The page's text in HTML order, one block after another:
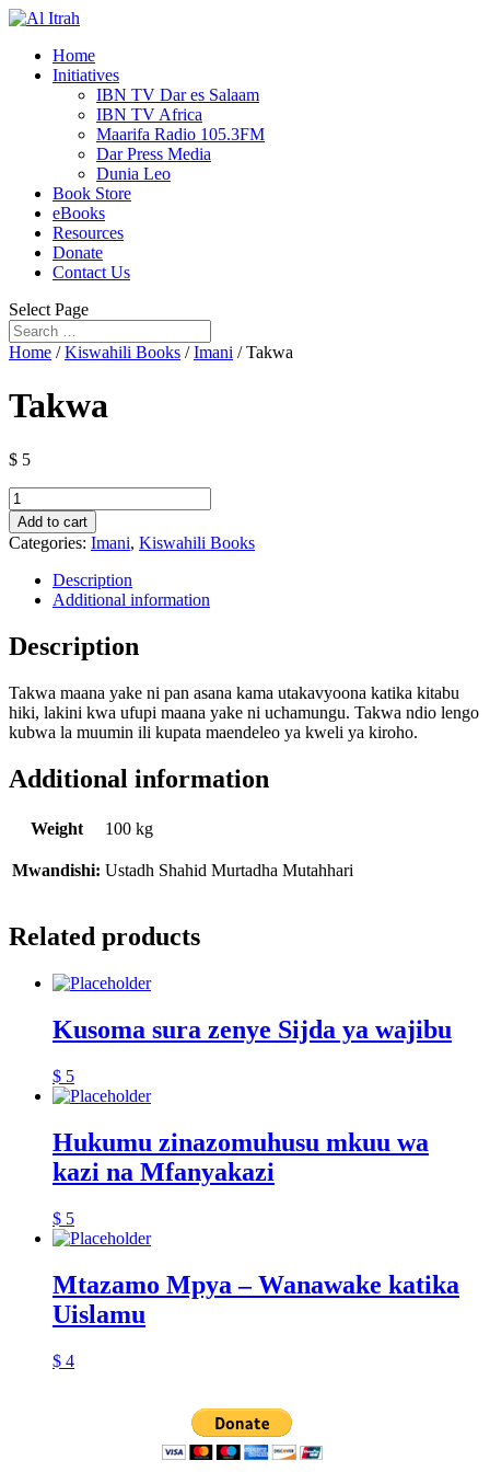
Home
Initiatives
IBN TV Dar es Salaam
IBN TV Africa
Maarifa Radio 105.3FM
Dar Press Media
Dunia Leo
Book Store
eBooks
Resources
Donate
Contact Us
Select Page
Home /Kiswahili Books /Imani / Takwa
Takwa
$ 5
Takwa
quantity
Add to cart
Categories: Imani, Kiswahili Books
Description
Additional information
Description
Takwa maana yake ni pan asana kama utakavyoona katika kitabu
hiki, lakini kwa ufupi maana yake ni uchamungu. Takwa ndio lengo
kubwa la muumin ili kupata maendeleo ya kweli ya kiroho.
Additional information
Weight 100 kg
Mwandishi: Ustadh Shahid Murtadha Mutahhari
Related products
Kusoma sura zenye Sijda ya wajibu
$ 5
Hukumu zinazomuhusu mkuu wa
kazi na Mfanyakazi
$ 5
Mtazamo Mpya – Wanawake katika
Uislamu
$ 4